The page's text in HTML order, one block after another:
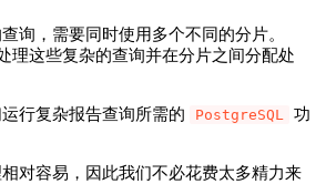
询，需要同时使用多个不同的分片。
理这些复杂的查询并在分片之间分配处
行复杂报告查询所需的 PostgreSQL 功
对容易，因此我们不必花费太多精力来